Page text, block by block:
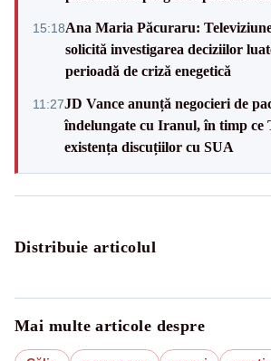
15:18Ana Maria Păcuraru:
solicită investigarea deciziilor
perioadă de criză enegetică
11:27JD Vance anunță negocieri de
îndelungate cu Iranul, în timp ce
existența discuțiilor cu SUA
Distribuie articolul
Mai multe articole despre